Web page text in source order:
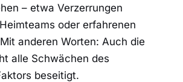
– etwa Verzerrungen
oder erfahrenen
anderen Worten: Auch die
alle Schwächen des
beseitigt.